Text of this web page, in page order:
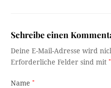
Schreibe einen
Deine E-Mail-Adresse wird
Erforderliche Felder sind mit*
Name*